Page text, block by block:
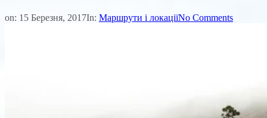
on: 15 Березня, 2017In: Маршрути і локаціїNo Comments